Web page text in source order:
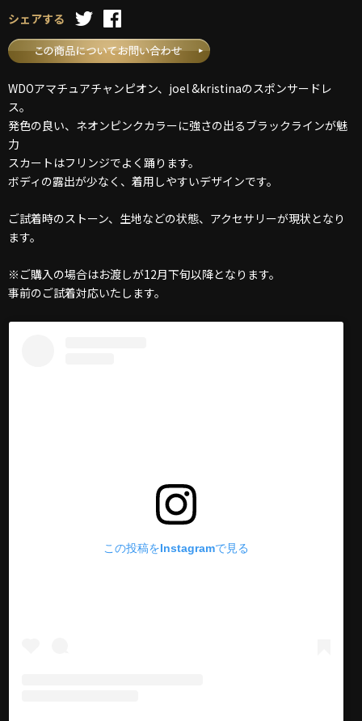
シェアする
WDOアマチュアチャンピオン、joel &kristinaのスポンサードレ
ス。
発色の良い、ネオンピンクカラーに強さの出るブラックラインが魅
力
スカートはフリンジでよく踊ります。
ボディの露出が少なく、着用しやすいデザインです。
ご試着時のストーン、生地などの状態、アクセサリーが現状となり
ます。
※ご購入の場合はお渡しが12月下旬以降となります。
事前のご試着対応いたします。
この投稿をInstagramで見る